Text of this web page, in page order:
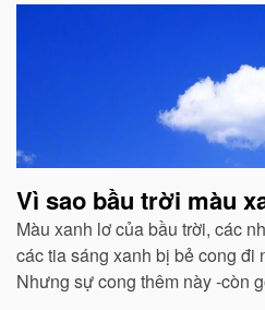
Vì sao bầu trời màu
Màu xanh lơ của bầu trời, các
các tia sáng xanh bị bẻ cong đi
Nhưng sự cong thêm này -còn